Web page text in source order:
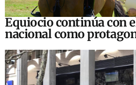
Equiocio continúa con
nacional como